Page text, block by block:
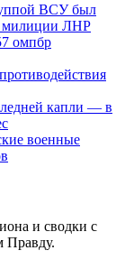
ВСУ был
милиции ЛНР
омпбр
капли — в
военные
и сводки с
Правду.